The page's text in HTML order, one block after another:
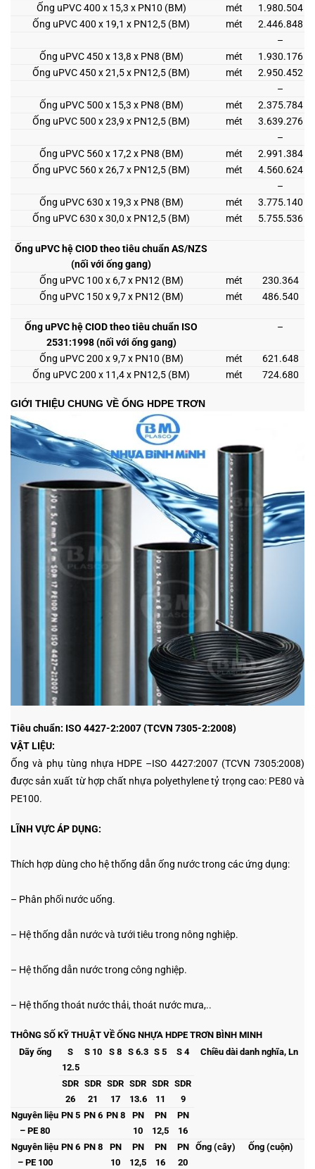
Ống uPVC 400 x 15,3 x PN10 (BM)
mét
1.980.504
Ống uPVC 400 x 19,1 x PN12,5 (BM)
mét
2.446.848
–
Ống uPVC 450 x 13,8 x PN8 (BM)
mét
1.930.176
Ống uPVC 450 x 21,5 x PN12,5 (BM)
mét
2.950.452
–
Ống uPVC 500 x 15,3 x PN8 (BM)
mét
2.375.784
Ống uPVC 500 x 23,9 x PN12,5 (BM)
mét
3.639.276
–
Ống uPVC 560 x 17,2 x PN8 (BM)
mét
2.991.384
Ống uPVC 560 x 26,7 x PN12,5 (BM)
mét
4.560.624
–
Ống uPVC 630 x 19,3 x PN8 (BM)
mét
3.775.140
Ống uPVC 630 x 30,0 x PN12,5 (BM)
mét 5.755.536
Ống uPVC hệ CIOD theo tiêu chuẩn AS/NZS
(nối với ống gang)
Ống uPVC 100 x 6,7 x PN12 (BM)
mét
230.364
Ống uPVC 150 x 9,7 x PN12 (BM)
mét 486.540
Ống uPVC hệ CIOD theo tiêu chuẩn ISO
2531:1998 (nối với ống gang)
–
Ống uPVC 200 x 9,7 x PN10 (BM) mét
621.648
Ống uPVC 200 x 11,4 x PN12,5 (BM)
mét 724.680
GIỚI THIỆU CHUNG VỀ ỐNG HDPE TRƠN
Tiêu chuẩn: ISO 4427-2:2007 (TCVN 7305-2:2008)
VẬT LIỆU:
Ống và phụ tùng nhựa HDPE –ISO 4427:2007 (TCVN 7305:2008)
được sản xuất từ hợp chất nhựa polyethylene tỷ trọng cao: PE80 và
PE100.
LĨNH VỰC ÁP DỤNG:
Thích hợp dùng cho hệ thống dẫn ống nước trong các ứng dụng:
– Phân phối nước uống.
– Hệ thống dẫn nước và tưới tiêu trong nông nghiệp.
– Hệ thống dẫn nước trong công nghiệp.
– Hệ thống thoát nước thải, thoát nước mưa,..
THÔNG SỐ KỸ THUẬT VỀ ỐNG NHỰA HDPE TRƠN BÌNH MINH
Dãy ống
S
12.5
S 10 S 8 S 6.3 S 5 S 4 Chiều dài danh nghĩa, Ln
SDR
26
SDR
21
SDR
17
SDR
13.6
SDR
11
SDR
9
Nguyên liệu
– PE 80
PN 5 PN 6 PN 8
PN
10
PN
12,5
PN
16
Nguyên liệu
– PE 100
PN 6 PN 8
PN
10
PN
12,5
PN
16
PN
20
Ống (cây) Ống (cuộn)